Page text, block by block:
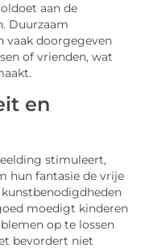
aan de
Duurzaam
vaak doorgegeven
of vrienden, wat
en
stimuleert,
hun fantasie de vrije
moedigt kinderen
op te lossen
bevordert niet